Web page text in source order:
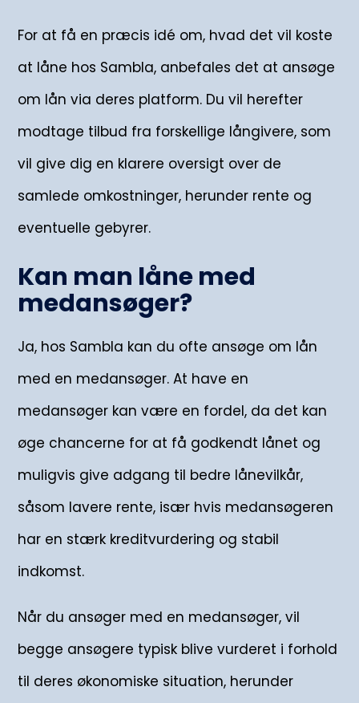
For at få en præcis idé om, hvad det vil koste
at låne hos Sambla, anbefales det at ansøge
om lån via deres platform. Du vil herefter
modtage tilbud fra forskellige långivere, som
vil give dig en klarere oversigt over de
samlede omkostninger, herunder rente og
eventuelle gebyrer.
Kan man låne med
medansøger?
Ja, hos Sambla kan du ofte ansøge om lån
med en medansøger. At have en
medansøger kan være en fordel, da det kan
øge chancerne for at få godkendt lånet og
muligvis give adgang til bedre lånevilkår,
såsom lavere rente, især hvis medansøgeren
har en stærk kreditvurdering og stabil
indkomst.
Når du ansøger med en medansøger, vil
begge ansøgere typisk blive vurderet i forhold
til deres økonomiske situation, herunder